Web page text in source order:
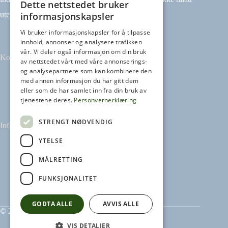
uten avtale.
Kontakt
Tilbakemeldinger
kontakt@heikampen.no
Informasjon
Leseguide
Personvernerklæring
Informasjonskapsler
© 2026 Heikampen AS
Dette nettstedet bruker
informasjonskapsler
Vi bruker informasjonskapsler for å tilpasse
innhold, annonser og analysere trafikken
vår. Vi deler også informasjon om din bruk
av nettstedet vårt med våre annonserings-
og analysepartnere som kan kombinere den
med annen informasjon du har gitt dem
eller som de har samlet inn fra din bruk av
tjenestene deres. Personvernerklæring
STRENGT NØDVENDIG
YTELSE
MÅLRETTING
FUNKSJONALITET
GODTA ALLE AVVIS ALLE
VIS DETALJER